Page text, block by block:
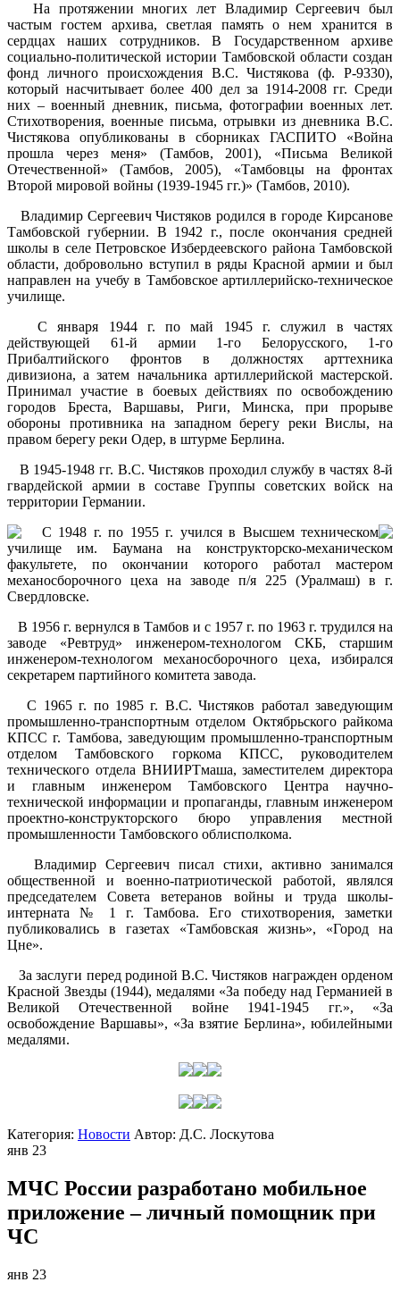
На протяжении многих лет Владимир Сергеевич был
частым гостем архива, светлая память о нем хранится в
сердцах наших сотрудников. В Государственном архиве
социально-политической истории Тамбовской области создан
фонд личного происхождения В.С. Чистякова (ф. Р-9330),
который насчитывает более 400 дел за 1914-2008 гг. Среди
них – военный дневник, письма, фотографии военных лет.
Стихотворения, военные письма, отрывки из дневника В.С.
Чистякова опубликованы в сборниках ГАСПИТО «Война
прошла через меня» (Тамбов, 2001), «Письма Великой
Отечественной» (Тамбов, 2005), «Тамбовцы на фронтах
Второй мировой войны (1939-1945 гг.)» (Тамбов, 2010).
Владимир Сергеевич Чистяков родился в городе Кирсанове
Тамбовской губернии. В 1942 г., после окончания средней
школы в селе Петровское Избердеевского района Тамбовской
области, добровольно вступил в ряды Красной армии и был
направлен на учебу в Тамбовское артиллерийско-техническое
училище.
С января 1944 г. по май 1945 г. служил в частях
действующей 61-й армии 1-го Белорусского, 1-го
Прибалтийского фронтов в должностях арттехника
дивизиона, а затем начальника артиллерийской мастерской.
Принимал участие в боевых действиях по освобождению
городов Бреста, Варшавы, Риги, Минска, при прорыве
обороны противника на западном берегу реки Вислы, на
правом берегу реки Одер, в штурме Берлина.
В 1945-1948 гг. В.С. Чистяков проходил службу в частях 8-й
гвардейской армии в составе Группы советских войск на
территории Германии.
С 1948 г. по 1955 г. учился в Высшем техническом
училище им. Баумана на конструкторско-механическом
факультете, по окончании которого работал мастером
механосборочного цеха на заводе п/я 225 (Уралмаш) в г.
Свердловске.
В 1956 г. вернулся в Тамбов и с 1957 г. по 1963 г. трудился на
заводе «Ревтруд» инженером-технологом СКБ, старшим
инженером-технологом механосборочного цеха, избирался
секретарем партийного комитета завода.
С 1965 г. по 1985 г. В.С. Чистяков работал заведующим
промышленно-транспортным отделом Октябрьского райкома
КПСС г. Тамбова, заведующим промышленно-транспортным
отделом Тамбовского горкома КПСС, руководителем
технического отдела ВНИИРТмаша, заместителем директора
и главным инженером Тамбовского Центра научно-
технической информации и пропаганды, главным инженером
проектно-конструкторского бюро управления местной
промышленности Тамбовского облисполкома.
Владимир Сергеевич писал стихи, активно занимался
общественной и военно-патриотической работой, являлся
председателем Совета ветеранов войны и труда школы-
интерната № 1 г. Тамбова. Его стихотворения, заметки
публиковались в газетах «Тамбовская жизнь», «Город на
Цне».
За заслуги перед родиной В.С. Чистяков награжден орденом
Красной Звезды (1944), медалями «За победу над Германией в
Великой Отечественной войне 1941-1945 гг.», «За
освобождение Варшавы», «За взятие Берлина», юбилейными
медалями.
Категория: Новости Автор: Д.С. Лоскутова
янв 23
МЧС России разработано мобильное
приложение – личный помощник при
ЧС
янв 23